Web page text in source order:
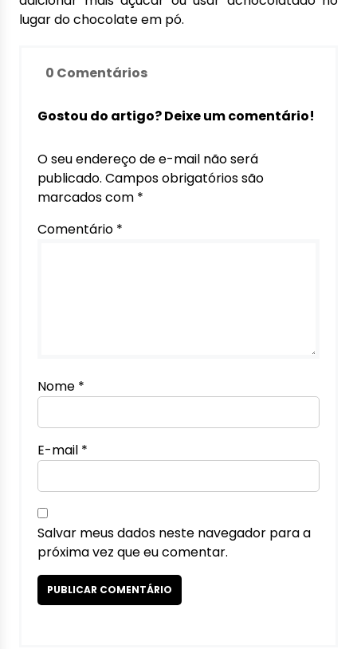
lugar do chocolate em pó.
0 Comentários
Gostou do artigo? Deixe um comentário!
O seu endereço de e-mail não será
publicado. Campos obrigatórios são
marcados com *
Comentário *
Nome *
E-mail *
Salvar meus dados neste navegador para a
próxima vez que eu comentar.